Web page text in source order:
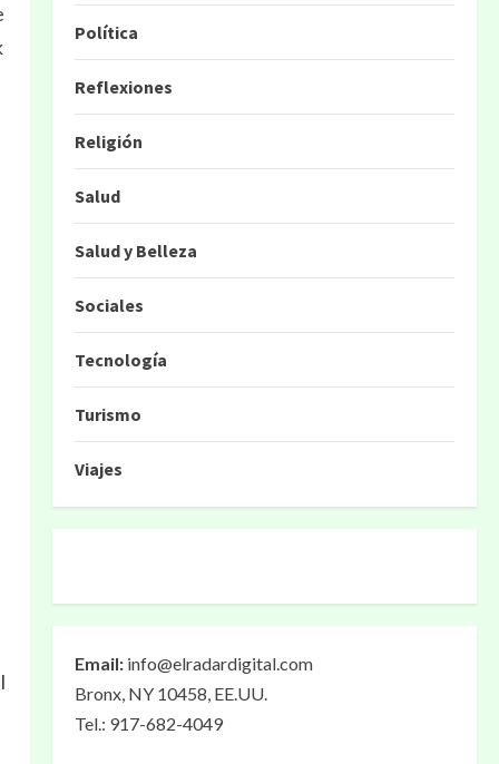
Política
Reflexiones
Religión
Salud
Salud y Belleza
Sociales
Tecnología
Turismo
Viajes
Email: info@elradardigital.com
Bronx, NY 10458, EE.UU.
Tel.: 917-682-4049